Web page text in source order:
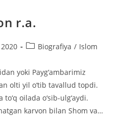
r.a.
Рубрика
Biografiya / Islom
yoki Payg‘ambarimiz
olti yil o‘tib tavallud topdi.
oilada o‘sib-ulg‘aydi.
karvon bilan Shom va…